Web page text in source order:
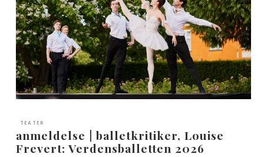
TEATER
anmeldelse | balletkritiker, Louise
Frevert: Verdensballetten 2026